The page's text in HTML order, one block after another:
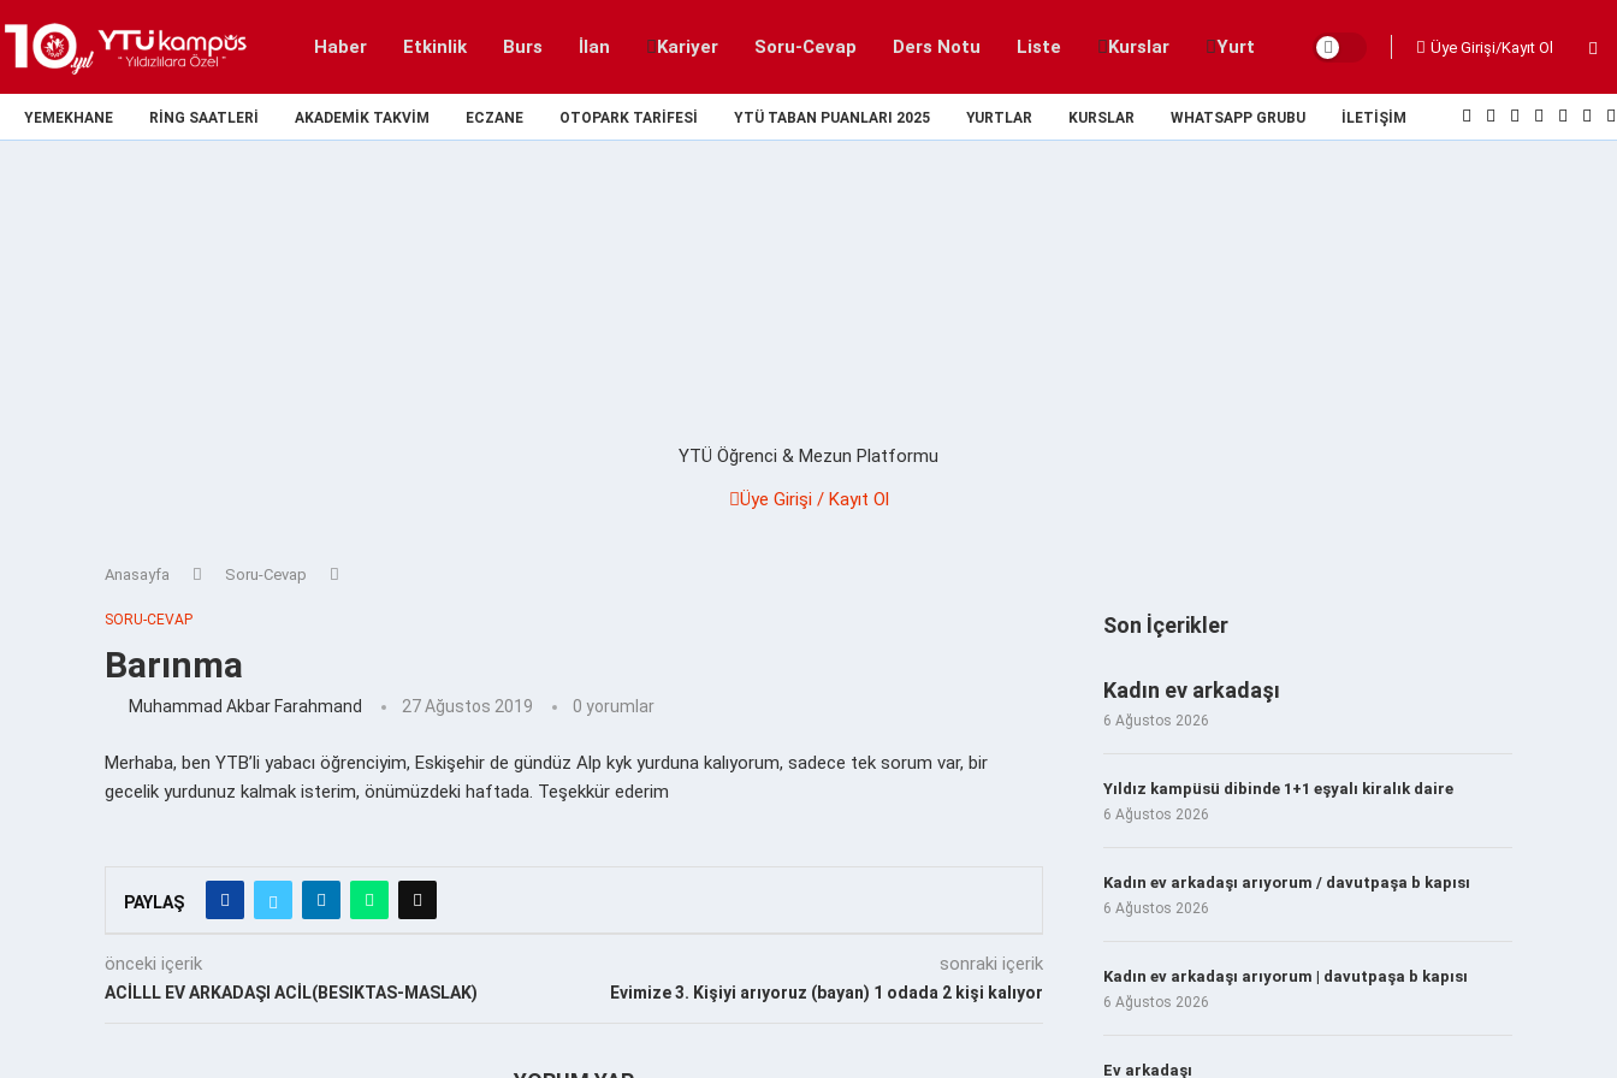
Haber Etkinlik Burs İlan Kariyer Soru-Cevap Ders Notu Liste Kurslar Yurt Üye Girişi/Kayıt Ol
YEMEKHANE RING SAATLERI AKADEMIK TAKVIM ECZANE OTOPARK TARIFESI YTÜ TABAN PUANLARI 2025 YURTLAR KURSLAR WHATSAPP GRUBU İLETIŞIM
YTÜ Öğrenci & Mezun Platformu
Üye Girişi / Kayıt Ol
Anasayfa Soru-Cevap
SORU-CEVAP
Barınma
Muhammad Akbar Farahmand 27 Ağustos 2019 0 yorumlar
Merhaba, ben YTB’li yabacı öğrenciyim, Eskişehir de gündüz Alp kyk yurduna kalıyorum, sadece tek sorum var, bir
gecelik yurdunuz kalmak isterim, önümüzdeki haftada. Teşekkür ederim
PAYLAŞ
önceki içerik
ACİLLL EV ARKADAŞI ACİL(BESIKTAS-MASLAK)
sonraki içerik
Evimize 3. Kişiyi arıyoruz (bayan) 1 odada 2 kişi kalıyor
Son İçerikler
Kadın ev arkadaşı
6 Ağustos 2026
Yıldız kampüsü dibinde 1+1 eşyalı kiralık daire
6 Ağustos 2026
Kadın ev arkadaşı arıyorum / davutpaşa b kapısı
6 Ağustos 2026
Kadın ev arkadaşı arıyorum | davutpaşa b kapısı
6 Ağustos 2026
Ev arkadaşı